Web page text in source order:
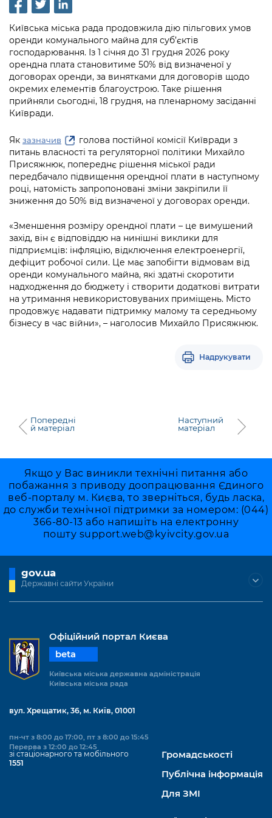
Рішення та розпорядження
Проєкти розпоряджень, що
перебувають на погодженні КМВА
Рішення Київради
Контактна інформація
Вакансії
Статистика
Звернення громадян
Регуляторна діяльність
Промисловість і наука Києва
Підприємства, установи, організації
Kyiv International Relations
Річні звіти
Освіта та навчальні заклади
Дороги, транспорт та парковки
Навколишнє середовище міста
Містобудування та земельні ділянки
Культура, спорт, дозвілля
Бізнес та ліцензування
Фінанси та бюджет
Безпека та правопорядок
Іноземцям / For foreigners
Пам'ятки культурної спадщини
Портал Захисників та Захисниць
Безбар'єрність
Міський застосунок Київ Цифровий
Громадська експертиза
Громадський бюджет
Консультації з громадськістю
Громадська рада
Петиції
Відкритий бюджет
Контактний центр
Допомога учасникам АТО
осіб при Київській міській військовій
адміністрації
«Ініціатива «Партнерство «Відкритий
Уряд» – місцевий рівень»
Важливе під час воєнного стану
Інформація з обмеженим доступом
Подати запит онлайн
Проекти нормативно-правових та
інших актів
Нормативна база
Питання і відповіді про публічну
інформацію
Порядок оскарження рішень, дій чи
бездіяльності розпорядників інформації
Звіти про опрацювання запитів на
публічну інформацію
Інформація для споживачів
Про відкриті дані
Портал даних Києва
Медіагалерея
Підписатися на новини та анонси від
КМДА / Subscribe to announcements
from the KCSA
Порядок акредитації медіа /
Accreditation process
Submitting a media request
Зйомки в лікарнях в умовах воєнного
стану / Rules for media coverage of
hospitals at work under martial law
Контакти для медіа / Contacts for mass
media
Портал Послуг
Київська міська рада продовжила дію пільгових умов
оренди комунального майна для суб’єктів
господарювання. Із 1 січня до 31 грудня 2026 року
орендна плата становитиме 50% від визначеної у
договорах оренди, за винятками для договорів щодо
окремих елементів благоустрою. Таке рішення
прийняли сьогодні, 18 грудня, на пленарному засіданні
Київради.
Як зазначив
голова постійної комісії Київради з
питань власності та регуляторної політики Михайло
Присяжнюк, попереднє рішення міської ради
передбачало підвищення орендної плати в наступному
році, натомість запропоновані зміни закріпили її
зниження до 50% від визначеної у договорах оренди.
«Зменшення розміру орендної плати – це вимушений
захід, він є відповіддю на нинішні виклики для
підприємців: інфляцію, відключення електроенергії,
дефіцит робочої сили. Це має запобігти відмовам від
оренди комунального майна, які здатні скоротити
надходження до бюджету і створити додаткові витрати
на утримання невикористовуваних приміщень. Місто
продовжує надавати підтримку малому та середньому
бізнесу в час війни», – наголосив Михайло Присяжнюк.
Надрукувати
Попередні
й матеріал
Наступний
матеріал
Якщо у Вас виникли технічні питання або
побажання з приводу доопрацювання Єдиного
веб-порталу м. Києва, то зверніться, будь ласка,
до служби технічної підтримки за номером: (044)
366-80-13 або напишіть на електронну
пошту support.web@kyivcity.gov.ua
gov.ua
Державні сайти України
Офіційний портал Києва
beta
Київська міська державна адміністрація
Київська міська рада
вул. Хрещатик, 36, м. Київ, 01001
пн-чт з 8:00 до 17:00, пт з 8:00 до 15:45
Перерва з 12:00 до 12:45
зі стаціонарного та мобільного
1551
Громадськості
Публічна інформація
Для ЗМІ